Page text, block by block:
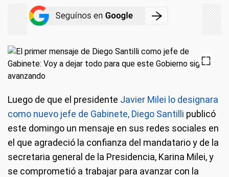
Luego de que el presidente Javier Milei lo designara
como nuevo jefe de Gabinete, Diego Santilli publicó
este domingo un mensaje en sus redes sociales en
el que agradeció la confianza del mandatario y de la
secretaria general de la Presidencia, Karina Milei, y
se comprometió a trabajar para avanzar con la